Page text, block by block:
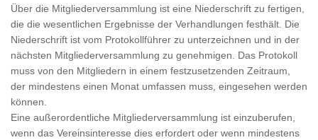
Über die Mitgliederversammlung ist eine Niederschrift zu fertigen,
die die wesentlichen Ergebnisse der Verhandlungen festhält. Die
Niederschrift ist vom Protokollführer zu unterzeichnen und in der
nächsten Mitgliederversammlung zu genehmigen. Das Protokoll
muss von den Mitgliedern in einem festzusetzenden Zeitraum,
der mindestens einen Monat umfassen muss, eingesehen werden
können.
Eine außerordentliche Mitgliederversammlung ist einzuberufen,
wenn das Vereinsinteresse dies erfordert oder wenn mindestens